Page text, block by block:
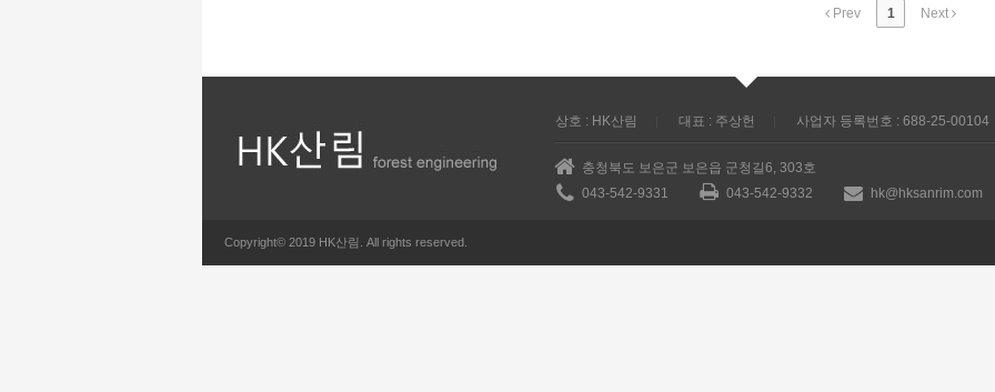
Prev 1 Next
상호 : HK산림 대표 : 주상헌 사업자 등록번호 : 688-25-00104
충청북도 보은군 보은읍 군청길6, 303호
043-542-9331
043-542-9332 hk@hksanrim.com
Copyright© 2019 HK산림. All rights reserved.